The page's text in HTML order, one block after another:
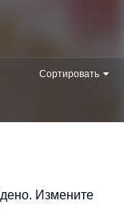
Сортировать
Измените